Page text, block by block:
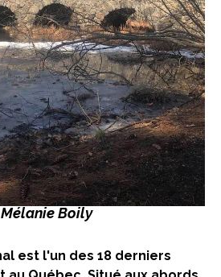
Boily
est l'un des 18 derniers